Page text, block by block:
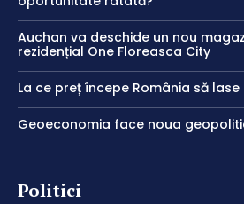
Auchan va deschide un nou
rezidențial One Floreasca City
La ce preț începe România să
Geoeconomia face noua
Politici